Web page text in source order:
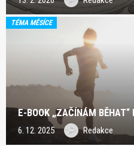
TÉMA MĚSÍCE
E-BOOK „ZAČÍNÁM
6. 12. 2025 Redakce